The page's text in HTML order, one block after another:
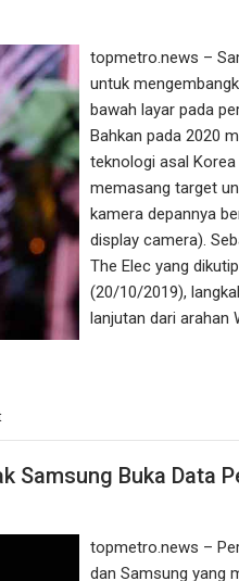
topmetro.news –
untuk
bawah layar pada
Bahkan pada 2020
teknologi asal
memasang target
kamera depannya
display camera).
The Elec yang
(20/10/2019),
lanjutan dari arahan
Samsung Buka Data
topmetro.news –
dan Samsung yang